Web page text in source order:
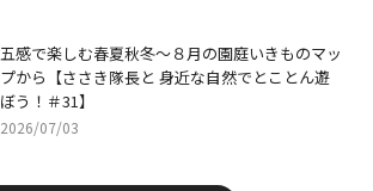
五感で楽しむ春夏秋冬～８月の園庭いきものマッ
プから【ささき隊長と 身近な自然でとことん遊
ぼう！＃31】
2026/07/03